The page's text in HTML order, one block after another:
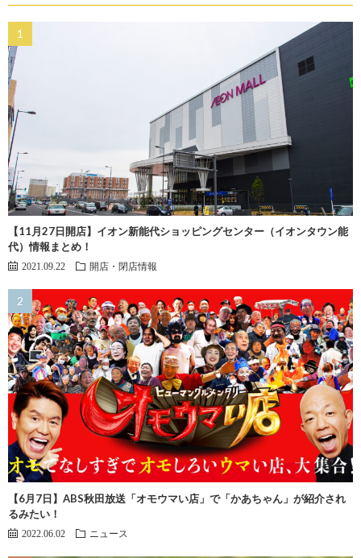
【11月27日開店】イオン新能代ショッピングセンター（イオンタウン能
代）情報まとめ！
2021.09.22 開店・閉店情報
【6月7日】ABS秋田放送「オモウマい店」で「かあちゃん」が紹介され
るみたい！
2022.06.02 ニュース